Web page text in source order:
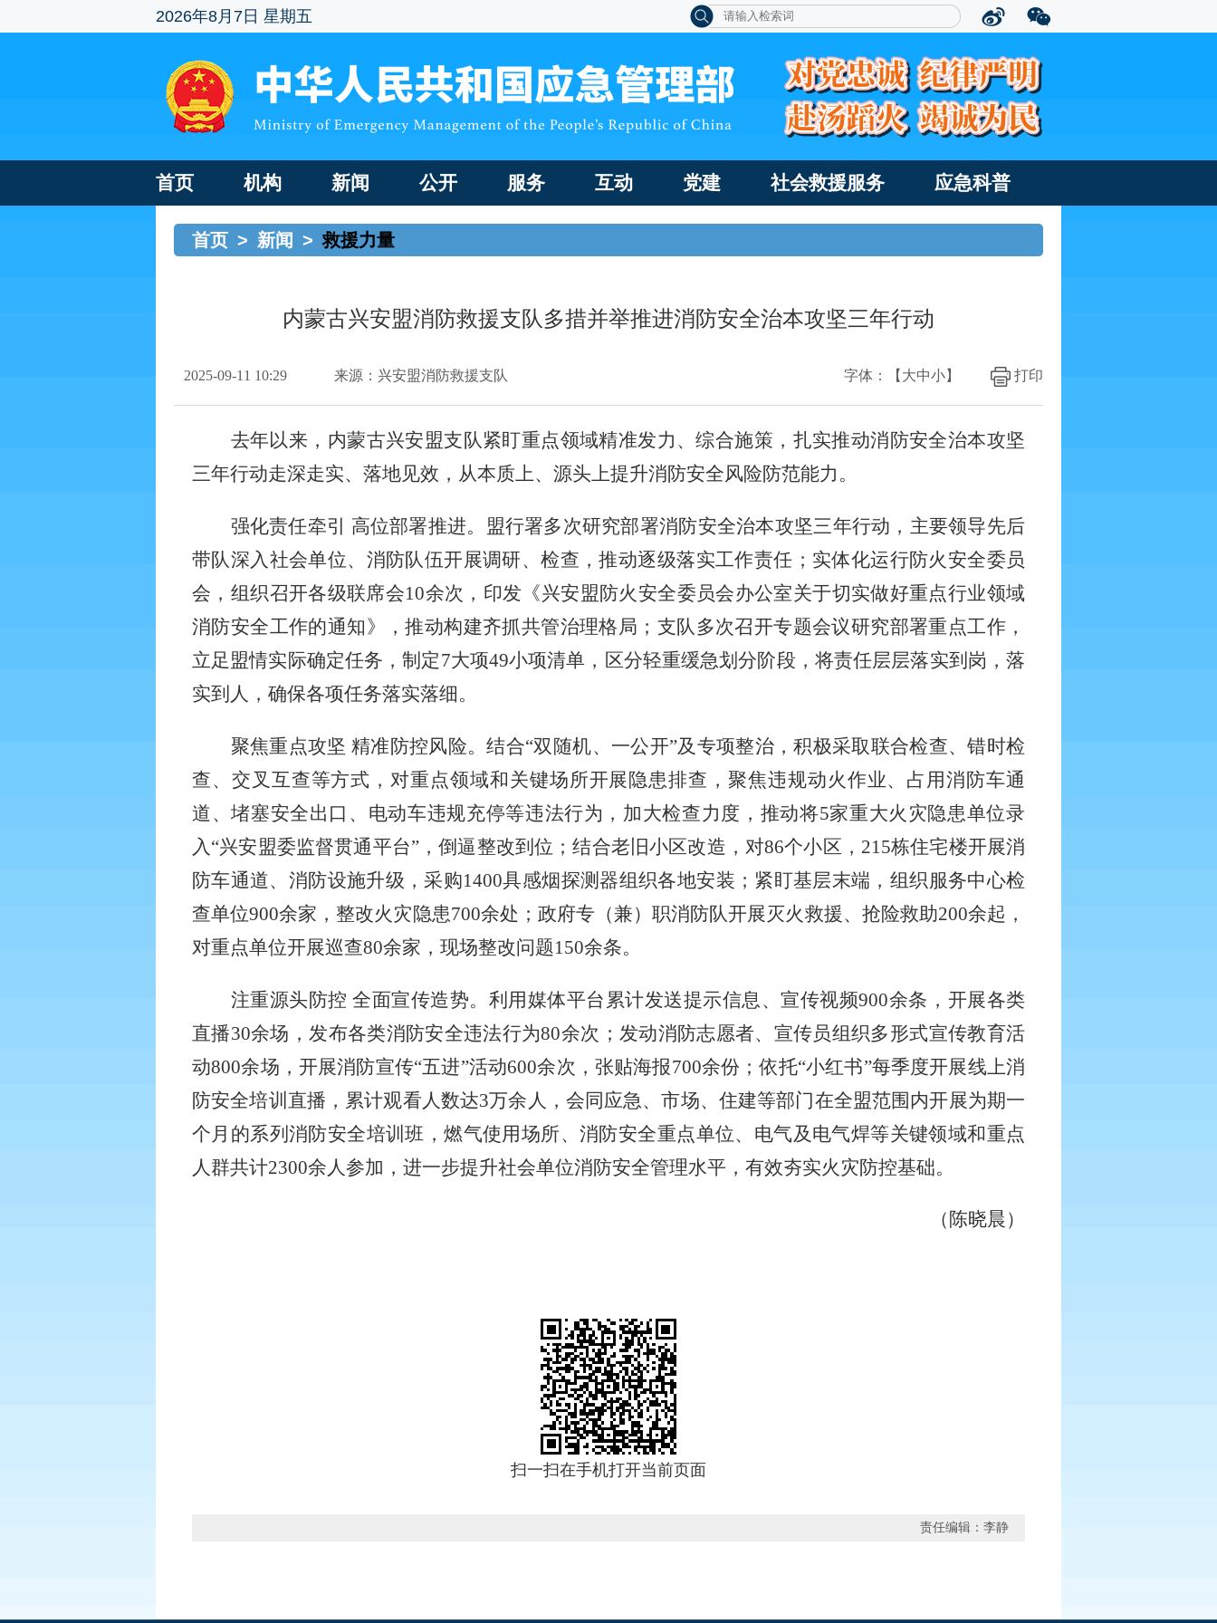
2026年8月7日 星期五
首页 机构 新闻 公开 服务 互动 党建 社会救援服务 应急科普
首页 > 新闻 > 救援力量
内蒙古兴安盟消防救援支队多措并举推进消防安全治本攻坚三年行动
2025-09-11 10:29 来源：兴安盟消防救援支队 打印
字体：【 大中小】
去年以来 ， 内蒙古兴安盟支队紧盯重点领域精准发力、综合施策，扎实推动消防安全治本攻坚
三年行动走深走实、落地见效 ， 从本质上、源头上提升消防安全风险防范能力。
强化责任牵引
高位部署推进。盟行署多次研究部署消防安全治本攻坚三年行动，主要领导先后
带队深入社会单位、消防队伍开展调研、检查，推动逐级落实工作责任；实体化运行防火安全委员
会，组织召开各级联席会10余次，印发《兴安盟防火安全委员会办公室关于切实做好重点行业领域
消防安全工作的通知》，推动构建齐抓共管治理格局；支队多次召开专题会议研究部署重点工作，
立足盟情实际确定任务，制定7大项49小项清单，区分轻重缓急划分阶段，将责任层层落实到岗，落
实到人，确保各项任务落实落细。
聚焦重点攻坚 精准防控风险。结合“双随机、一公开”及专项整治，积极采取联合检查、错时检
查、交叉互查等方式，对重点领域和关键场所开展隐患排查，聚焦违规动火作业、占用消防车通
道、堵塞安全出口、电动车违规充停等违法行为，加大检查力度，推动将5家重大火灾隐患单位录
入“兴安盟委监督贯通平台”，倒逼整改到位；结合老旧小区改造，对86个小区，215栋住宅楼开展消
防车通道、消防设施升级，采购1400具感烟探测器组织各地安装；紧盯基层末端，组织服务中心检
查单位900余家，整改火灾隐患700余处；政府专（兼）职消防队开展灭火救援、抢险救助200余起，
对重点单位开展巡查80余家，现场整改问题150余条。
注重源头防控 全面宣传造势。利用媒体平台累计发送提示信息、宣传视频900余条，开展各类
直播30余场，发布各类消防安全违法行为80余次；发动消防志愿者、宣传员组织多形式宣传教育活
动800余场，开展消防宣传“五进”活动600余次，张贴海报700余份；依托“小红书”每季度开展线上消
防安全培训直播，累计观看人数达3万余人，会同应急、市场、住建等部门在全盟范围内开展为期一
个月的系列消防安全培训班，燃气使用场所、消防安全重点单位、电气及电气焊等关键领域和重点
人群共计2300余人参加，进一步提升社会单位消防安全管理水平，有效夯实火灾防控基础。
（陈晓晨）
扫一扫在手机打开当前页面
责任编辑：李静